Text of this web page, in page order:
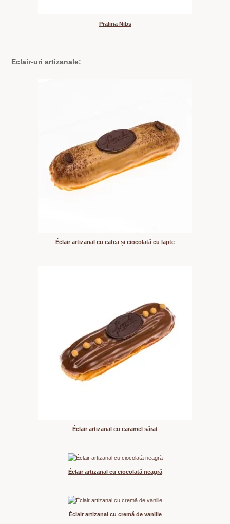
Pralina Nibs
Eclair-uri artizanale:
Éclair artizanal cu cafea și ciocolată cu lapte
Éclair artizanal cu caramel sărat
Éclair artizanal cu ciocolată neagră
Éclair artizanal cu cremă de vanilie